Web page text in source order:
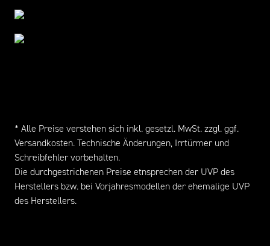
* Alle Preise verstehen sich inkl. gesetzl. MwSt. zzgl. ggf.
Versandkosten. Technische Änderungen, Irrtürmer und
Schreibfehler vorbehalten.
Die durchgestrichenen Preise etnsprechen der UVP des
Herstellers bzw. bei Vorjahresmodellen der ehemalige UVP
des Herstellers.